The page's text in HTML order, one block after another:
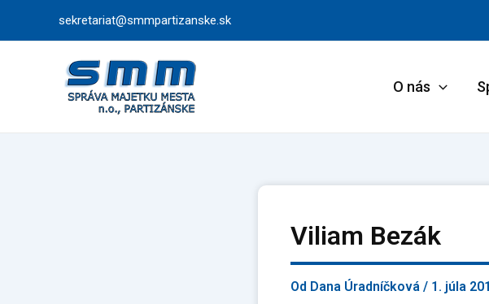
sekretariat@smmpartizanske.sk
O nás
Viliam Bezák
Od Dana Úradníčková / 1. júla